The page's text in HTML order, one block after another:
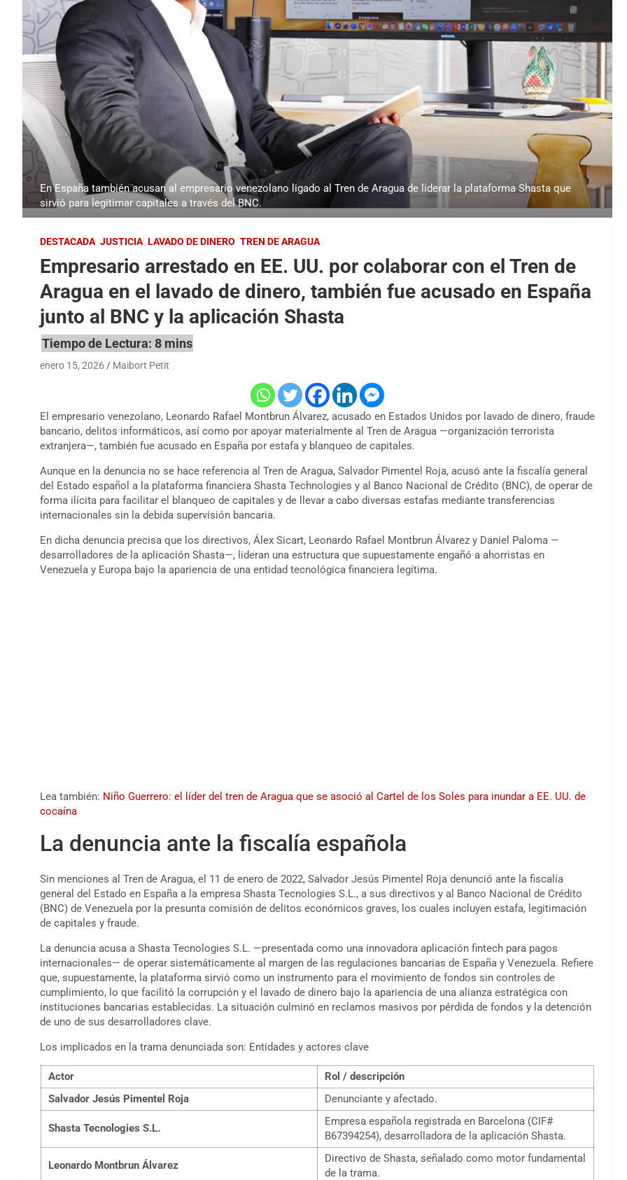
En España también acusan al empresario venezolano ligado al Tren de Aragua de liderar la plataforma Shasta que
sirvió para legitimar capitales a través del BNC.
DESTACADA JUSTICIA LAVADO DE DINERO TREN DE ARAGUA
Empresario arrestado en EE. UU. por colaborar con el Tren de
Aragua en el lavado de dinero, también fue acusado en España
junto al BNC y la aplicación Shasta
enero 15, 2026 Maibort Petit
El empresario venezolano, Leonardo Rafael Montbrun Álvarez, acusado en Estados Unidos por lavado de dinero, fraude
bancario, delitos informáticos, así como por apoyar materialmente al Tren de Aragua —organización terrorista
extranjera—, también fue acusado en España por estafa y blanqueo de capitales.
Aunque en la denuncia no se hace referencia al Tren de Aragua, Salvador Pimentel Roja, acusó ante la fiscalía general
del Estado español a la plataforma financiera Shasta Technologies y al Banco Nacional de Crédito (BNC), de operar de
forma ilícita para facilitar el blanqueo de capitales y de llevar a cabo diversas estafas mediante transferencias
internacionales sin la debida supervisión bancaria.
En dicha denuncia precisa que los directivos, Álex Sicart, Leonardo Rafael Montbrun Álvarez y Daniel Paloma —
desarrolladores de la aplicación Shasta—, lideran una estructura que supuestamente engañó a ahorristas en
Venezuela y Europa bajo la apariencia de una entidad tecnológica financiera legítima.
Lea también: Niño Guerrero: el líder del tren de Aragua que se asoció al Cartel de los Soles para inundar a EE. UU. de
cocaína
La denuncia ante la fiscalía española
Sin menciones al Tren de Aragua, el 11 de enero de 2022, Salvador Jesús Pimentel Roja denunció ante la fiscalía
general del Estado en España a la empresa Shasta Tecnologies S.L., a sus directivos y al Banco Nacional de Crédito
(BNC) de Venezuela por la presunta comisión de delitos económicos graves, los cuales incluyen estafa, legitimación
de capitales y fraude.
La denuncia acusa a Shasta Tecnologies S.L. —presentada como una innovadora aplicación fintech para pagos
internacionales— de operar sistemáticamente al margen de las regulaciones bancarias de España y Venezuela. Refiere
que, supuestamente, la plataforma sirvió como un instrumento para el movimiento de fondos sin controles de
cumplimiento, lo que facilitó la corrupción y el lavado de dinero bajo la apariencia de una alianza estratégica con
instituciones bancarias establecidas. La situación culminó en reclamos masivos por pérdida de fondos y la detención
de uno de sus desarrolladores clave.
Los implicados en la trama denunciada son: Entidades y actores clave
Actor
Rol / descripción
Salvador Jesús Pimentel Roja
Denunciante y afectado.
Shasta Tecnologies S.L.
Empresa española registrada en Barcelona (CIF#
B67394254), desarrolladora de la aplicación Shasta.
Leonardo Montbrun Álvarez
Directivo de Shasta, señalado como motor fundamental
de la trama.